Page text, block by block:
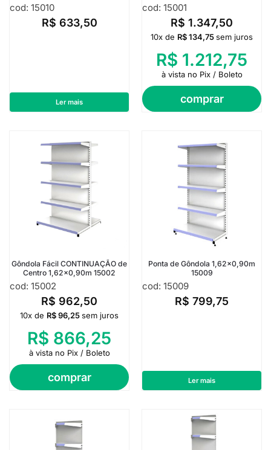
cod: 15010
R$ 633,50
Ler mais
cod: 15001
R$ 1.347,50
comprar
10x de R$134,75sem juros
R$ 1.212,75
à vista no Pix / Boleto
Gôndola Fácil CONTINUAÇÃO de
Centro 1,62×0,90m 15002
cod: 15002
R$ 962,50
comprar
10x de R$96,25sem juros
R$ 866,25
à vista no Pix / Boleto
Ponta de Gôndola 1,62×0,90m
15009
cod: 15009
R$ 799,75
Ler mais